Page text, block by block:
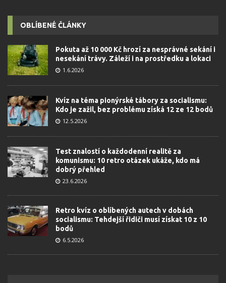
OBLÍBENÉ ČLÁNKY
Pokuta až 10 000 Kč hrozí za nesprávné sekání i
nesekání trávy. Záleží i na prostředku a lokaci
1.6.2026
Kvíz na téma pionýrské tábory za socialismu:
Kdo je zažil, bez problému získá 12 ze 12 bodů
12.5.2026
Test znalostí o každodenní realitě za
komunismu: 10 retro otázek ukáže, kdo má
dobrý přehled
23.6.2026
Retro kvíz o oblíbených autech v dobách
socialismu: Tehdejší řidiči musí získat 10 z 10
bodů
6.5.2026